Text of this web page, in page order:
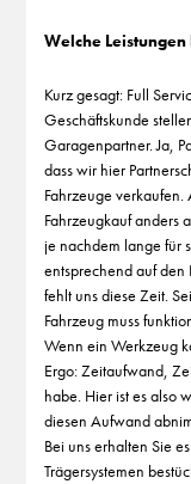
Welche
Kurz gesagt: Full
Geschäftskunde
Garagenpartner. Ja,
dass wir hier
Fahrzeuge
Fahrzeugkauf anders
je nachdem lange für
entsprechend auf den
fehlt uns diese Zeit.
Fahrzeug muss
Wenn ein Werkzeug
Ergo: Zeitaufwand,
habe. Hier ist es also
diesen Aufwand
Bei uns erhalten Sie
Trägersystemen